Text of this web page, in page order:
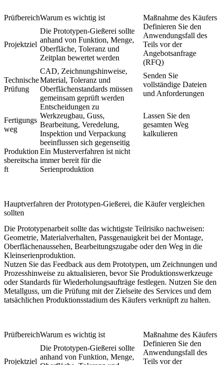
PrüfbereichWarum es wichtig ist Maßnahme des Käufers
Projektziel
Die Prototypen-Gießerei sollte
anhand von Funktion, Menge,
Oberfläche, Toleranz und
Zeitplan bewertet werden
Definieren Sie den
Anwendungsfall des
Teils vor der
Angebotsanfrage
(RFQ)
Technische
Prüfung
CAD, Zeichnungshinweise,
Material, Toleranz und
Oberflächenstandards müssen
gemeinsam geprüft werden
Senden Sie
vollständige Dateien
und Anforderungen
Fertigungs
weg
Entscheidungen zu
Werkzeugbau, Guss,
Bearbeitung, Veredelung,
Inspektion und Verpackung
beeinflussen sich gegenseitig
Lassen Sie den
gesamten Weg
kalkulieren
Produktion
sbereitscha
ft
Ein Musterverfahren ist nicht
immer bereit für die
Serienproduktion
Hauptverfahren der Prototypen-Gießerei, die Käufer vergleichen
sollten
Die Prototypenarbeit sollte das wichtigste Teilrisiko nachweisen:
Geometrie, Materialverhalten, Passgenauigkeit bei der Montage,
Oberflächenaussehen, Bearbeitungszugabe oder den Weg in die
Kleinserienproduktion.
Nutzen Sie das Feedback aus dem Prototypen, um Zeichnungen und
Prozesshinweise zu aktualisieren, bevor Sie Produktionswerkzeuge
oder Standards für Wiederholungsaufträge festlegen. Nutzen Sie den
Metallguss, um die Prüfung mit der Zielseite des Services und dem
tatsächlichen Produktionsstadium des Käufers verknüpft zu halten.
PrüfbereichWarum es wichtig ist Maßnahme des Käufers
Projektziel
Die Prototypen-Gießerei sollte
anhand von Funktion, Menge,
Definieren Sie den
Anwendungsfall des
Teils vor der